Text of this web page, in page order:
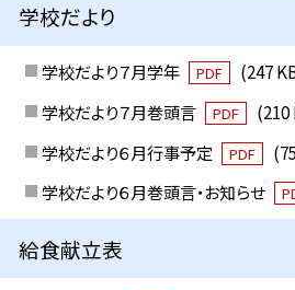
学校だより
学校だより７月学年 PDF
(247
学校だより７月巻頭言
PDF
(210
学校だより６月行事予定
PDF
学校だより６月巻頭言・お知らせ
給食献立表